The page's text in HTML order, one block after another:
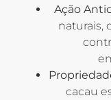
Ação
naturais,
cacau